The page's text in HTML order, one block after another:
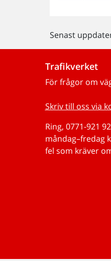
Senast
Trafikverket
För frågor om
Skriv till oss via
Ring, 0771-921
måndag–fredag
fel som kräver